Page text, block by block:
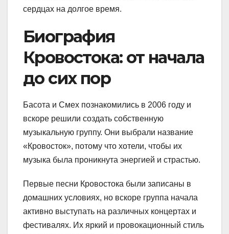
сердцах на долгое время.
Биография
Кровостока: от начала
до сих пор
Басота и Смех познакомились в 2006 году и
вскоре решили создать собственную
музыкальную группу. Они выбрали название
«Кровосток», потому что хотели, чтобы их
музыка была проникнута энергией и страстью.
Первые песни Кровостока были записаны в
домашних условиях, но вскоре группа начала
активно выступать на различных концертах и
фестивалях. Их яркий и провокационный стиль